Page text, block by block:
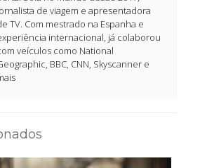
de viagem e apresentadora
TV. Com mestrado na Espanha e
internacional, já colaborou
veículos como National
BBC, CNN, Skyscanner e